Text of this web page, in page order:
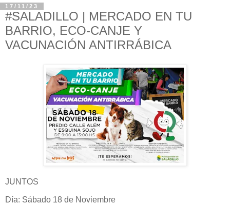
17/11/23
#SALADILLO | MERCADO EN TU
BARRIO, ECO-CANJE Y
VACUNACIÓN ANTIRRÁBICA
JUNTOS
Día: Sábado 18 de Noviembre